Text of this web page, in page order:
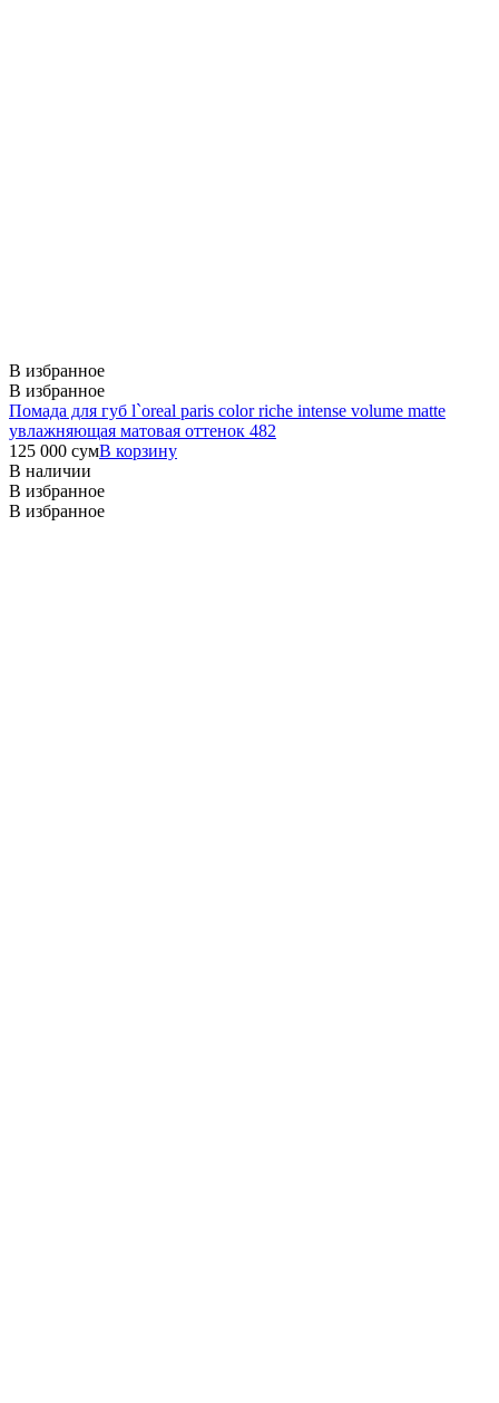
В избранное
В избранное
Помада для губ l`oreal paris color riche intense volume matte
увлажняющая матовая оттенок 482
125 000 сумВ корзину
В наличии
В избранное
В избранное